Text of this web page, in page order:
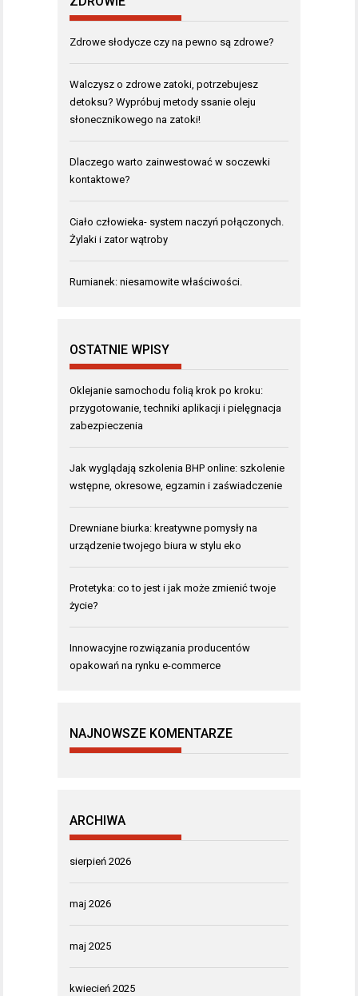
Zdrowe słodycze czy na pewno są zdrowe?
Walczysz o zdrowe zatoki, potrzebujesz
detoksu? Wypróbuj metody ssanie oleju
słonecznikowego na zatoki!
Dlaczego warto zainwestować w soczewki
kontaktowe?
Ciało człowieka- system naczyń połączonych.
Żylaki i zator wątroby
Rumianek: niesamowite właściwości.
OSTATNIE WPISY
Oklejanie samochodu folią krok po kroku:
przygotowanie, techniki aplikacji i pielęgnacja
zabezpieczenia
Jak wyglądają szkolenia BHP online: szkolenie
wstępne, okresowe, egzamin i zaświadczenie
Drewniane biurka: kreatywne pomysły na
urządzenie twojego biura w stylu eko
Protetyka: co to jest i jak może zmienić twoje
życie?
Innowacyjne rozwiązania producentów
opakowań na rynku e-commerce
NAJNOWSZE KOMENTARZE
ARCHIWA
sierpień 2026
maj 2026
maj 2025
kwiecień 2025